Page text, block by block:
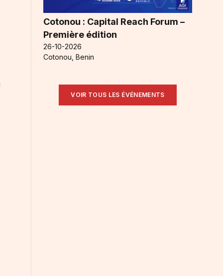
Cotonou : Capital Reach Forum –
Première édition
26-10-2026
Cotonou, Benin
VOIR TOUS LES ÉVÉNEMENTS